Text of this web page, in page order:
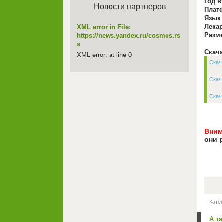
Язык
они
А
Новости партнеров
XML error in File:
https://news.yandex.ru/cosmos.rs
s
XML error: at line 0